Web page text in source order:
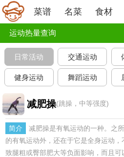
菜谱 名菜 食材
运动热量查询
日常活动 交通运动
健身运动 舞蹈运动
减肥操(跳操，中等强度)
简介
减肥操是有氧运动的一种。之
的有氧运动外，还在于它是全身运动
致腿粗或臀部肥大等负面影响，而且